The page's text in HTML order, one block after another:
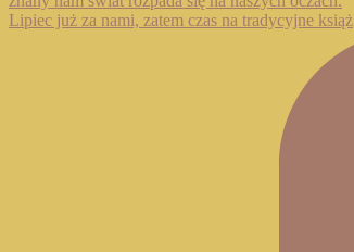
Lipiec już za nami, zatem czas na tradycyjne książ